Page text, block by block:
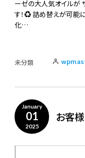
ーゼの大人気オイルが
す！♻️ 詰め替えが可能
化…
未分類
January
01
2025
お客